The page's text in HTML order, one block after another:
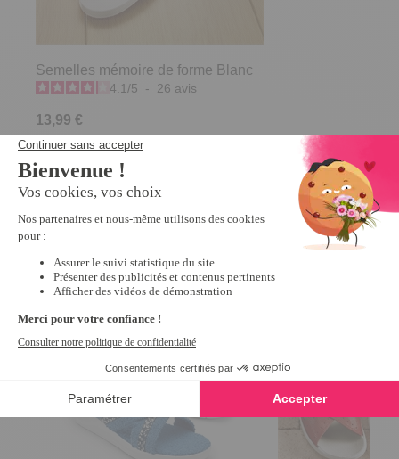
Semelles mémoire de forme Blanc
4.1/5 - 26 avis
13,99 €
Nous vous recommandons